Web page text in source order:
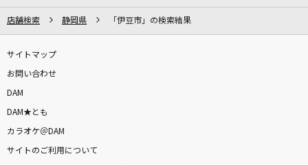
リアルタイムで歌われている曲の一覧
ヨルシカ
会いにKiTE!(2025 9人 ver.)
iLiFE!
恋音と雨空
店舗検索 静岡県 「伊豆市」の検索結果
サイトマップ
お問い合わせ
DAM
DAM★とも
カラオケ＠DAM
サイトのご利用について